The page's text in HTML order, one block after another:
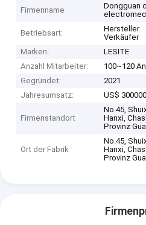
Firmenname
Dongguan
Betriebsart:
Hersteller
Verkäufer
Marken:
LESITE
Anzahl Mitarbeiter:
100~120
Gegründet:
2021
Jahresumsatz:
US$
Firmenstandort
No.45,
Hanxi,
Provinz
Ort der Fabrik
No.45,
Hanxi,
Provinz